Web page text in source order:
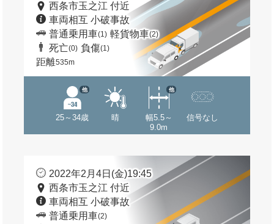
西条市玉之江 付近
車両相互 小破事故
普通乗用車(1) 軽貨物車(2)
死亡(0) 負傷(1)
距離535m
25～34歳
他
晴
幅5.5～
9.0m
他
信号なし
2022年2月4日(金)19:45
西条市玉之江 付近
車両相互 小破事故
普通乗用車(2)